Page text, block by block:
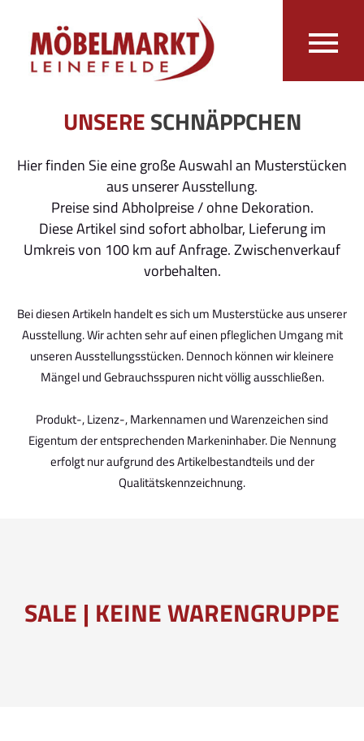
UNSERESCHNÄPPCHEN
Hier finden Sie eine große Auswahl an Musterstücken
aus unserer Ausstellung.
Preise sind Abholpreise / ohne Dekoration.
Diese Artikel sind sofort abholbar, Lieferung im
Umkreis von 100 km auf Anfrage. Zwischenverkauf
vorbehalten.
Bei diesen Artikeln handelt es sich um Musterstücke aus unserer
Ausstellung. Wir achten sehr auf einen pfleglichen Umgang mit
unseren Ausstellungsstücken. Dennoch können wir kleinere
Mängel und Gebrauchsspuren nicht völlig ausschließen.
Produkt-, Lizenz-, Markennamen und Warenzeichen sind
Eigentum der entsprechenden Markeninhaber. Die Nennung
erfolgt nur aufgrund des Artikelbestandteils und der
Qualitätskennzeichnung.
SALE | KEINE WARENGRUPPE